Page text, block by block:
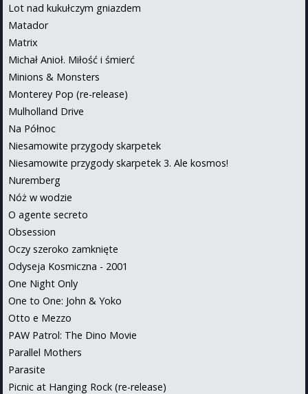
Lot nad kukułczym gniazdem
Matador
Matrix
Michał Anioł. Miłość i śmierć
Minions & Monsters
Monterey Pop (re-release)
Mulholland Drive
Na Północ
Niesamowite przygody skarpetek
Niesamowite przygody skarpetek 3. Ale kosmos!
Nuremberg
Nóż w wodzie
O agente secreto
Obsession
Oczy szeroko zamknięte
Odyseja Kosmiczna - 2001
One Night Only
One to One: John & Yoko
Otto e Mezzo
PAW Patrol: The Dino Movie
Parallel Mothers
Parasite
Picnic at Hanging Rock (re-release)